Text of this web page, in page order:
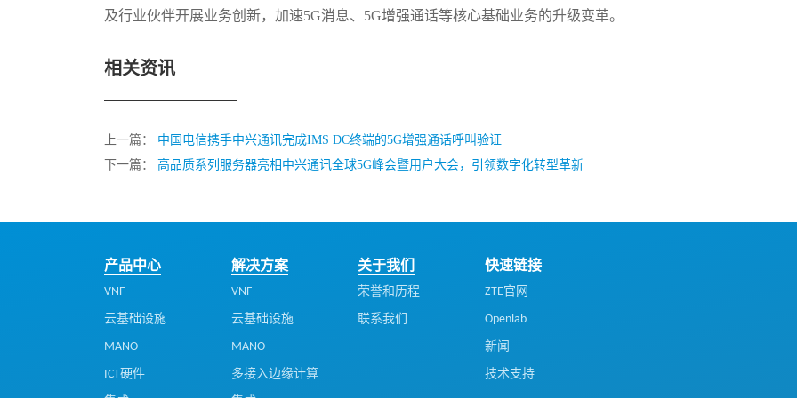
及行业伙伴开展业务创新，加速5G消息、5G增强通话等核心基础业务的升级变革。
相关资讯
上一篇： 中国电信携手中兴通讯完成IMS DC终端的5G增强通话呼叫验证
下一篇： 高品质系列服务器亮相中兴通讯全球5G峰会暨用户大会，引领数字化转型革新
产品中心
VNF
云基础设施
MANO
ICT硬件
解决方案
VNF
云基础设施
MANO
多接入边缘计算
关于我们
荣誉和历程
联系我们
快速链接
ZTE官网
Openlab
新闻
技术支持